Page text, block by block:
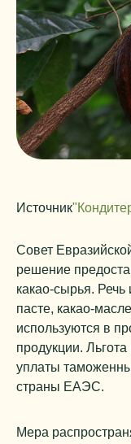
Источник
Совет
решение
какао-сырья. Речь
пасте, какао-
используются в
продукции.
уплаты
страны ЕАЭС.
Мера